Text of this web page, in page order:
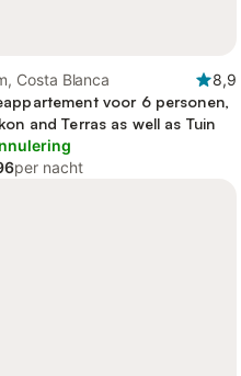
Costa Blanca
8,9
voor 6 personen,
and Terras as well as Tuin
per nacht